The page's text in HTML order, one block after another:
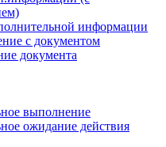
информации
с документом
документа
выполнение
ожидание действия